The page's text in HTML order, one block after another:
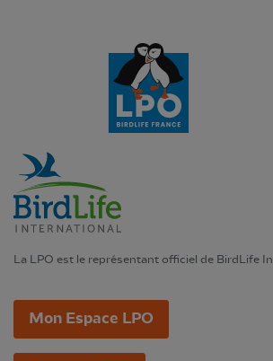
La LPO est le représentant officiel de BirdLife
Mon Espace LPO